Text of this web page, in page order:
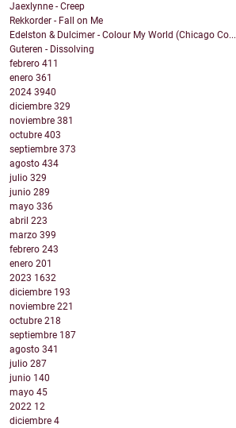
Jaexlynne - Creep
Rekkorder - Fall on Me
Edelston & Dulcimer - Colour My World (Chicago Co...
Guteren - Dissolving
febrero 411
enero 361
2024 3940
diciembre 329
noviembre 381
octubre 403
septiembre 373
agosto 434
julio 329
junio 289
mayo 336
abril 223
marzo 399
febrero 243
enero 201
2023 1632
diciembre 193
noviembre 221
octubre 218
septiembre 187
agosto 341
julio 287
junio 140
mayo 45
2022 12
diciembre 4